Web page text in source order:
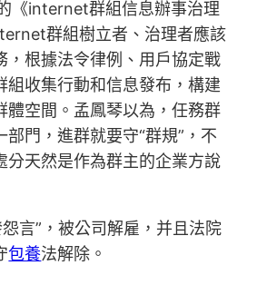
《internet群組信息辦事治理
群組樹立者、治理者應該
，根據法令律例、用戶協定戰
組收集行動和信息發布，構建
體空間。孟鳳琴以為，任務群
部門，進群就要守“群規”，不
分天然是作為群主的企業方說
言”，被公司解雇，并且法院
包養法解除。